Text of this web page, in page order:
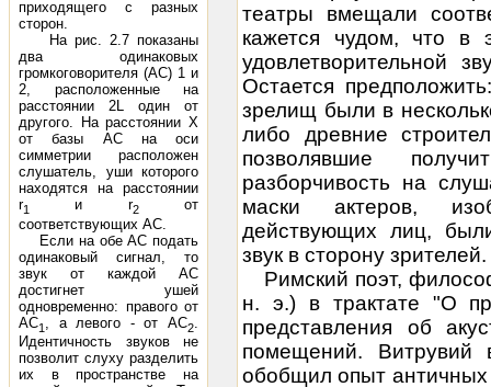
приходящего с разных
сторон.
На рис. 2.7 показаны
два одинаковых
громкоговорителя (АС) 1 и
2, расположенные на
расстоянии 2L один от
другого. На расстоянии Х
от базы АС на оси
симметрии расположен
слушатель, уши которого
находятся на расстоянии
r1 и r2от
соответствующих АС.
Если на обе АС подать
одинаковый сигнал, то
звук от каждой АС
достигнет ушей
одновременно: правого от
АС1 , а левого - от АС2
Идентичность звуков не
позволит слуху разделить
их в пространстве на
театры вмещали
кажется чудом, что в
удовлетворительной
Остается
зрелищ были в
либо древние
позволявшие
разборчивость на
маски актеров,
действующих лиц,
звук в сторону зрителей.
Римский поэт,
н. э.) в трактате "О
представления об
помещений. Витрувий
обобщил опыт